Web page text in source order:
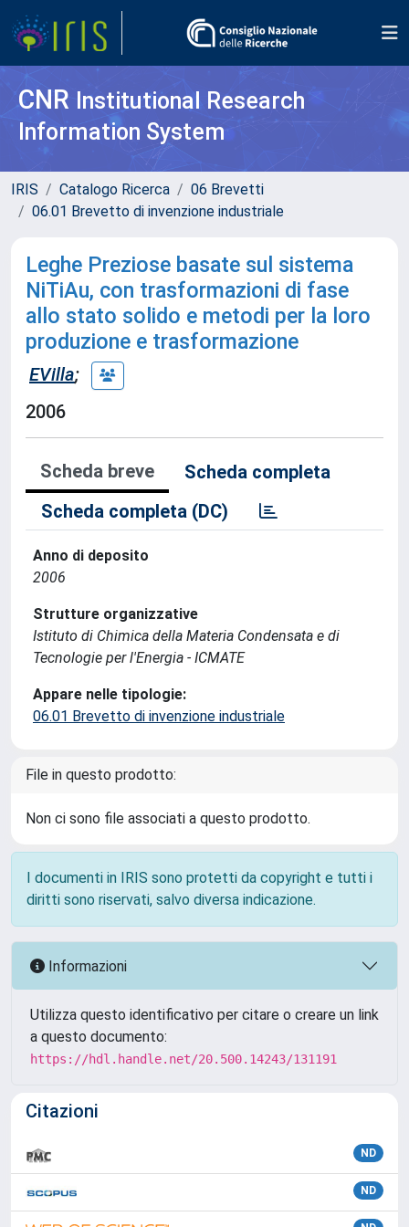
CNR Institutional Research
Information System
IRIS Catalogo Ricerca
06 Brevetti
06.01 Brevetto di invenzione industriale
Leghe Preziose basate sul sistema
NiTiAu, con trasformazioni di fase
allo stato solido e metodi per la loro
produzione e trasformazione
EVilla;
2006
Scheda breve
Scheda completa
Scheda completa (DC)
Anno di deposito
2006
Strutture organizzative
Istituto di Chimica della Materia Condensata e di
Tecnologie per l'Energia - ICMATE
Appare nelle tipologie:
06.01 Brevetto di invenzione industriale
File in questo prodotto:
Non ci sono file associati a questo prodotto.
I documenti in IRIS sono protetti da copyright e tutti i
diritti sono riservati, salvo diversa indicazione.
Informazioni
Utilizza questo identificativo per citare o creare un link
a questo documento:
https://hdl.handle.net/20.500.14243/131191
Citazioni
ND
ND